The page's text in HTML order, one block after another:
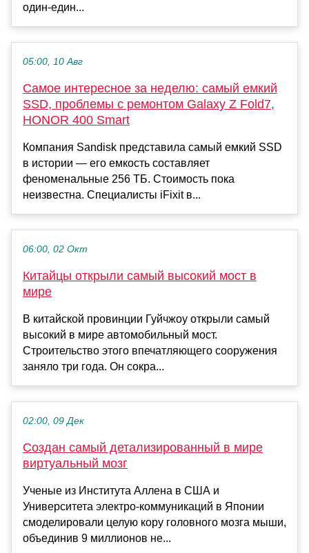
один-един...
05:00, 10 Авг
Самое интересное за неделю: самый емкий
SSD, проблемы с ремонтом Galaxy Z Fold7,
HONOR 400 Smart
Компания Sandisk представила самый емкий SSD
в истории — его емкость составляет
феноменальные 256 ТБ. Стоимость пока
неизвестна. Специалисты iFixit в...
06:00, 02 Окт
Китайцы открыли самый высокий мост в
мире
В китайской провинции Гуйчжоу открыли самый
высокий в мире автомобильный мост.
Строительство этого впечатляющего сооружения
заняло три года. Он сокра...
02:00, 09 Дек
Создан самый детализированный в мире
виртуальный мозг
Ученые из Института Аллена в США и
Университета электро-коммуникаций в Японии
смоделировали целую кору головного мозга мыши,
объединив 9 миллионов не...